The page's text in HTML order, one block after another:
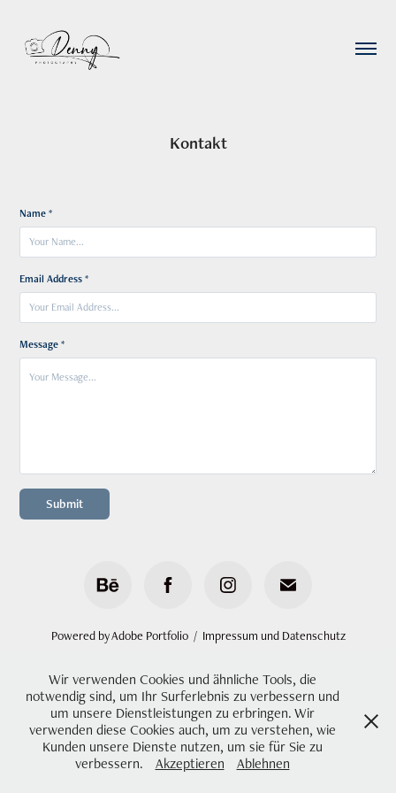
Kontakt
Name *
Email Address *
Message *
Submit
Powered byAdobe Portfolio/ Impressum und Datenschutz
Wir verwenden Cookies und ähnliche Tools, die
notwendig sind, um Ihr Surferlebnis zu verbessern und
um unsere Dienstleistungen zu erbringen. Wir
verwenden diese Cookies auch, um zu verstehen, wie
Kunden unsere Dienste nutzen, um sie für Sie zu
verbessern.
Akzeptieren Ablehnen